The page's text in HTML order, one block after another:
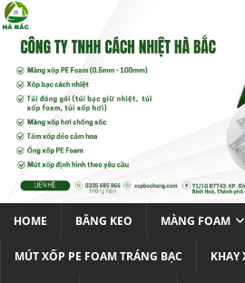
HOME BĂNG KEO MÀNG FOAM
MÚT XỐP PE FOAM TRÁNG BẠC